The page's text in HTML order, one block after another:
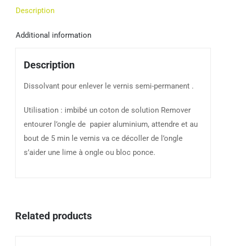
Description
Additional information
Description
Dissolvant pour enlever le vernis semi-permanent .
Utilisation : imbibé un coton de solution Remover
entourer l’ongle de papier aluminium, attendre et au
bout de 5 min le vernis va ce décoller de l’ongle
s’aider une lime à ongle ou bloc ponce.
Related products